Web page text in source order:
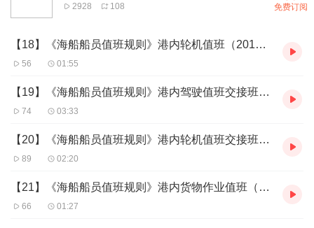
2928 108 免费订阅
【18】《海船船员值班规则》港内轮机值班（2018.10.18）
56 01:55
【19】《海船船员值班规则》港内驾驶值班交接班（2018.10.24）
74 03:33
【20】《海船船员值班规则》港内轮机值班交接班（2018.10.24）
89 02:20
【21】《海船船员值班规则》港内货物作业值班（2018.10.24）
66 01:27